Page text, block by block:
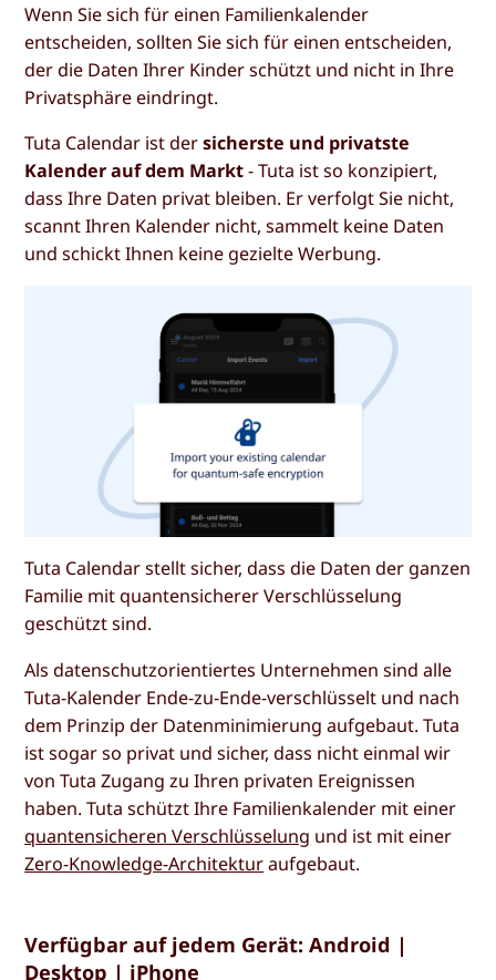
Wenn Sie sich für einen Familienkalender
entscheiden, sollten Sie sich für einen entscheiden,
der die Daten Ihrer Kinder schützt und nicht in Ihre
Privatsphäre eindringt.
Tuta Calendar ist dersicherste und privatste
Kalender auf dem Markt- Tuta ist so konzipiert,
dass Ihre Daten privat bleiben. Er verfolgt Sie nicht,
scannt Ihren Kalender nicht, sammelt keine Daten
und schickt Ihnen keine gezielte Werbung.
Tuta Calendar stellt sicher, dass die Daten der ganzen
Familie mit quantensicherer Verschlüsselung
geschützt sind.
Als datenschutzorientiertes Unternehmen sind alle
Tuta-Kalender Ende-zu-Ende-verschlüsselt und nach
dem Prinzip der Datenminimierung aufgebaut. Tuta
ist sogar so privat und sicher, dass nicht einmal wir
von Tuta Zugang zu Ihren privaten Ereignissen
haben. Tuta schützt Ihre Familienkalender mit einer
quantensicheren Verschlüsselung und ist mit einer
Zero-Knowledge-Architekturaufgebaut.
Verfügbar auf jedem Gerät: Android |
Desktop | iPhone